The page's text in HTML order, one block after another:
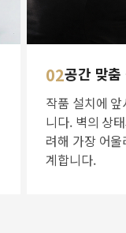
02공간 맞
작품 설치에
니다. 벽의 상
려해 가장 어
계합니다.